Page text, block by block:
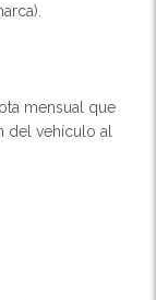
mensual que
del vehículo al